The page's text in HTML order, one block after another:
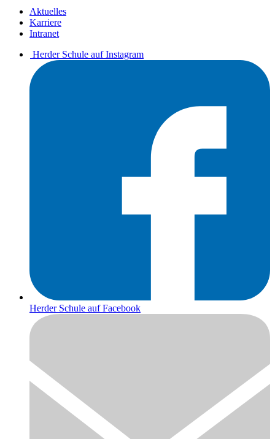
Aktuelles
Karriere
Intranet
Herder Schule auf Instagram
Herder Schule auf Facebook